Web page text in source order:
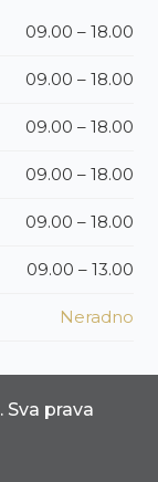
09.00 – 18.00
09.00 – 18.00
09.00 – 18.00
09.00 – 18.00
09.00 – 18.00
09.00 – 13.00
Neradno
. Sva prava